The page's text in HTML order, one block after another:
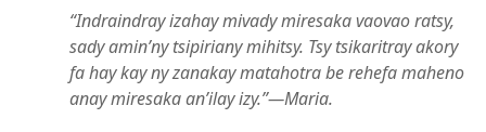
“Indraindray izahay mivady miresaka vaovao ratsy,
sady amin’ny tsipiriany mihitsy. Tsy tsikaritray akory
fa hay kay ny zanakay matahotra be rehefa maheno
anay miresaka an’ilay izy.”—Maria.